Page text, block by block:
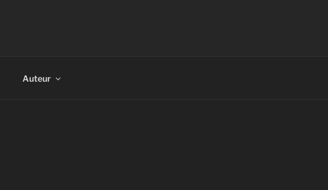
Auteur